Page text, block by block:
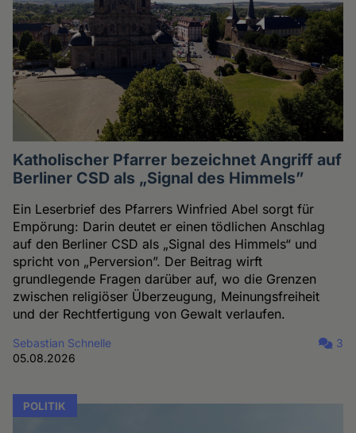
Katholischer Pfarrer bezeichnet Angriff auf
Berliner CSD als „Signal des Himmels”
Ein Leserbrief des Pfarrers Winfried Abel sorgt für
Empörung: Darin deutet er einen tödlichen Anschlag
auf den Berliner CSD als „Signal des Himmels“ und
spricht von „Perversion”. Der Beitrag wirft
grundlegende Fragen darüber auf, wo die Grenzen
zwischen religiöser Überzeugung, Meinungsfreiheit
und der Rechtfertigung von Gewalt verlaufen.
Sebastian Schnelle
05.08.2026
3
POLITIK